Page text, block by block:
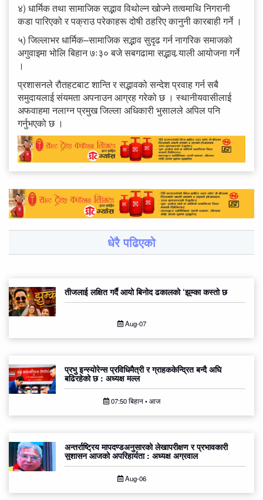
४) धार्मिक तथा सामाजिक सद्भाव विथोल्न खोज्ने तत्वमाथि निगरानी
कडा पारिएको र पक्राउ परेकाहरू दोषी ठहरिए कानुनी कारबाही गर्ने ।
५) जिल्लाभर धार्मिक–सामाजिक सद्भाव सुदृढ गर्न नागरिक समाजको
अगुवाइमा भोलि बिहान ७ः३० बजे सबगढामा सद्भाव र्‍याली आयोजना गर्ने
।
प्रशासनले रौतहटबाट शान्ति र सद्भावको सन्देश प्रवाह गर्न सबै
समुदायलाई संयमता अपनाउन आग्रह गरेको छ । स्थानीयवासीलाई
अफवाहमा नलाग्न प्रमुख जिल्ला अधिकारी भुसालले अपिल पनि
गर्नुभएको छ ।
धेरै पढिएको
तीजलाई लक्षित गर्दै आयो बिनोद ढकालको ‘झुम्का कस्तो छ
Aug-07
प्रभु इन्स्योरेन्स प्रविधिमैत्री र ग्राहककेन्द्रित बन्दै अघि
बढिरहेको छ : अध्यक्ष मल्ल
07:50 बिहान • आज
अन्तर्राष्ट्रिय मापदण्डअनुसारको लेखापरीक्षण र प्रभावकारी
सुशासन आजको अपरिहार्यता : अध्यक्ष अग्रवाल
Aug-06